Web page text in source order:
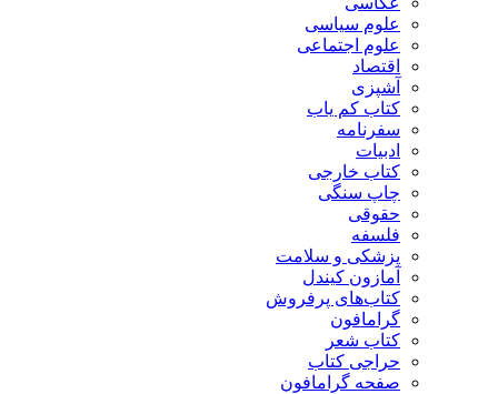
علوم سیاسی
علوم اجتماعی
اقتصاد
آشپزی
کتاب کم یاب
سفرنامه
ادبیات
کتاب خارجی
چاپ سنگی
حقوقی
فلسفه
پزشکی و سلامت
آمازون کیندل
کتاب‌های پرفروش
گرامافون
کتاب شعر
حراجی کتاب
صفحه گرامافون